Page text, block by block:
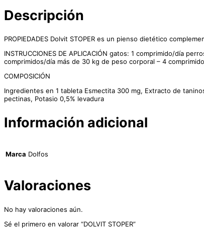
Descripción
PROPIEDADES Dolvit STOPER es un pienso dietético
INSTRUCCIONES DE APLICACIÓN gatos: 1 comprimido/día
comprimidos/día más de 30 kg de peso corporal – 4
COMPOSICIÓN
Ingredientes en 1 tableta Esmectita 300 mg, Extracto de
pectinas, Potasio 0,5% levadura
Información adicional
Marca Dolfos
Valoraciones
No hay valoraciones aún.
Sé el primero en valorar “DOLVIT STOPER”